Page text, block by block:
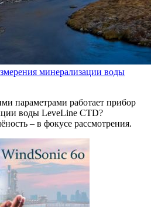
минерализации воды
параметрами работает прибор
воды LeveLine CTD?
– в фокусе рассмотрения.